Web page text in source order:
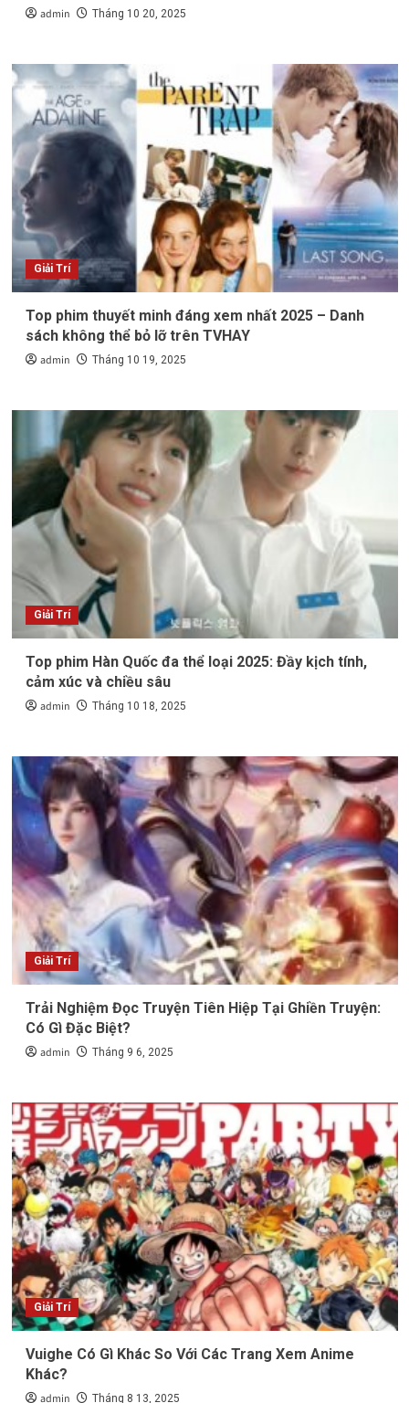
admin Tháng 10 20, 2025
Giải Trí
Top phim thuyết minh đáng xem nhất 2025 – Danh
sách không thể bỏ lỡ trên TVHAY
admin Tháng 10 19, 2025
Giải Trí
Top phim Hàn Quốc đa thể loại 2025: Đầy kịch tính,
cảm xúc và chiều sâu
admin Tháng 10 18, 2025
Giải Trí
Trải Nghiệm Đọc Truyện Tiên Hiệp Tại Ghiền Truyện:
Có Gì Đặc Biệt?
admin Tháng 9 6, 2025
Giải Trí
Vuighe Có Gì Khác So Với Các Trang Xem Anime
Khác?
admin Tháng 8 13, 2025